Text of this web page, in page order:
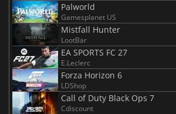
Palworld
Gamesplanet US
Mistfall Hunter
LootBar
EA SPORTS FC 27
E.Leclerc
Forza Horizon 6
LDShop
Call of Duty Black Ops 7
Cdiscount